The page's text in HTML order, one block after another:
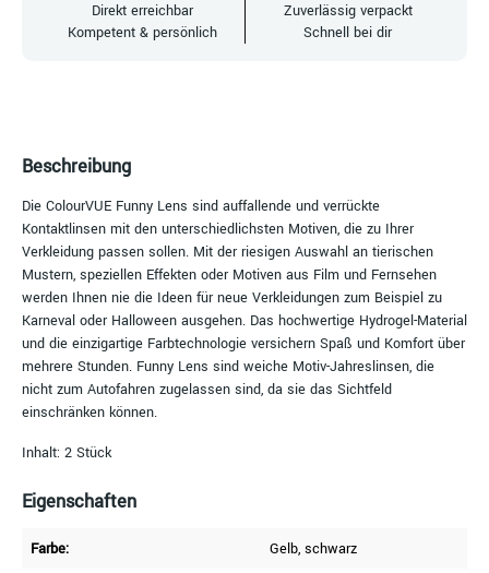
Direkt erreichbar
Kompetent & persönlich
Zuverlässig verpackt
Schnell bei dir
Beschreibung
Die ColourVUE Funny Lens sind auffallende und verrückte
Kontaktlinsen mit den unterschiedlichsten Motiven, die zu Ihrer
Verkleidung passen sollen. Mit der riesigen Auswahl an tierischen
Mustern, speziellen Effekten oder Motiven aus Film und Fernsehen
werden Ihnen nie die Ideen für neue Verkleidungen zum Beispiel zu
Karneval oder Halloween ausgehen. Das hochwertige Hydrogel-Material
und die einzigartige Farbtechnologie versichern Spaß und Komfort über
mehrere Stunden. Funny Lens sind weiche Motiv-Jahreslinsen, die
nicht zum Autofahren zugelassen sind, da sie das Sichtfeld
einschränken können.
Inhalt: 2 Stück
Eigenschaften
Farbe: Gelb, schwarz